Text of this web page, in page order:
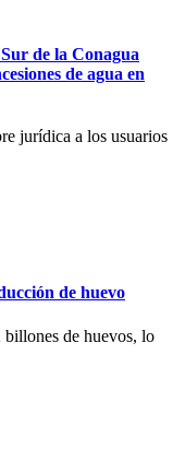
de la Conagua
de agua en
jurídica a los usuarios
de huevo
de huevos, lo